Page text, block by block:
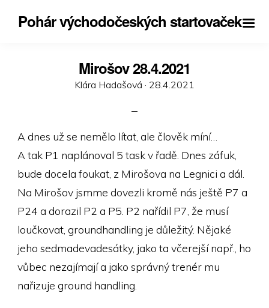
Pohár východočeských startovaček
Mirošov 28.4.2021
Klára Hadašová · Posted
28.4.2021
A dnes už se nemělo lítat, ale člověk míní…
A tak P1 naplánoval 5 task v řadě. Dnes záfuk,
bude docela foukat, z Mirošova na Legnici a dál.
Na Mirošov jsmme dovezli kromě nás ještě P7 a
P24 a dorazil P2 a P5. P2 nařídil P7, že musí
loučkovat, groundhandling je důležitý. Nějaké
jeho sedmadevadesátky, jako ta včerejší např., ho
vůbec nezajímají a jako správný trenér mu
nařizuje ground handling.